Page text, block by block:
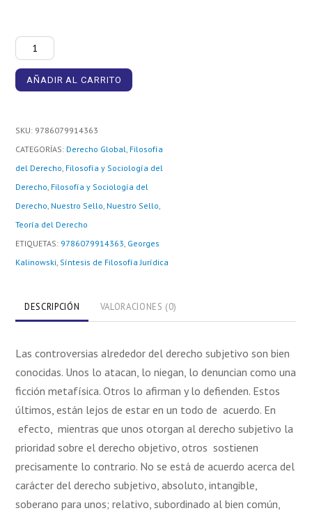
13
Síntesis
cantidad
AÑADIR AL CARRITO
SKU: 9786079914363
CATEGORÍAS: Derecho Global, Filosofía
del Derecho, Filosofía y Sociología del
Derecho, Filosofía y Sociología del
Derecho, Nuestro Sello, Nuestro Sello,
Teoría del Derecho
ETIQUETAS: 9786079914363, Georges
Kalinowski, Síntesis de Filosofía Jurídica
DESCRIPCIÓN VALORACIONES (0)
Las controversias alrededor del derecho subjetivo son bien
conocidas. Unos lo atacan, lo niegan, lo denuncian como una
ficción metafísica. Otros lo afirman y lo defienden. Estos
últimos, están lejos de estar en un todo de acuerdo. En
efecto, mientras que unos otorgan al derecho subjetivo la
prioridad sobre el derecho objetivo, otros sostienen
precisamente lo contrario. No se está de acuerdo acerca del
carácter del derecho subjetivo, absoluto, intangible,
soberano para unos; relativo, subordinado al bien común,